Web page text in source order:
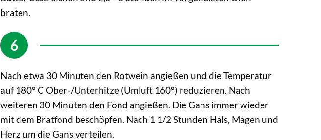
braten.
Nach etwa 30 Minuten den Rotwein angießen und die Temperatur
auf 180° C Ober-/Unterhitze (Umluft 160°) reduzieren. Nach
weiteren 30 Minuten den Fond angießen. Die Gans immer wieder
mit dem Bratfond beschöpfen. Nach 1 1/2 Stunden Hals, Magen und
Herz um die Gans verteilen.